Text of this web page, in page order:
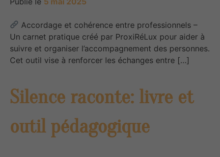
Accordage et cohérence entre professionnels –
Un carnet pratique créé par ProxiRéLux pour aider à
suivre et organiser l’accompagnement des personnes.
Cet outil vise à renforcer les échanges entre […]
Silence raconte: livre et
outil pédagogique